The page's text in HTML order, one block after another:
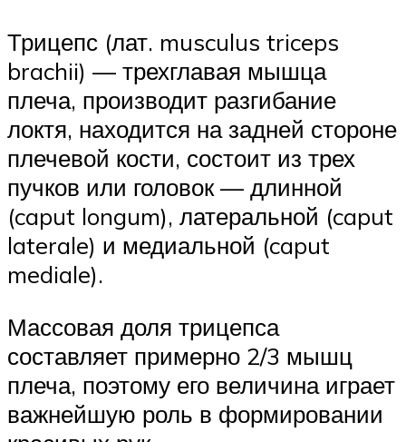
Трицепс (лат. musculus triceps
brachii) — трехглавая мышца
плеча, производит разгибание
локтя, находится на задней стороне
плечевой кости, состоит из трех
пучков или головок — длинной
(caput longum), латеральной (caput
laterale) и медиальной (caput
mediale).
Массовая доля трицепса
составляет примерно 2/3 мышц
плеча, поэтому его величина играет
важнейшую роль в формировании